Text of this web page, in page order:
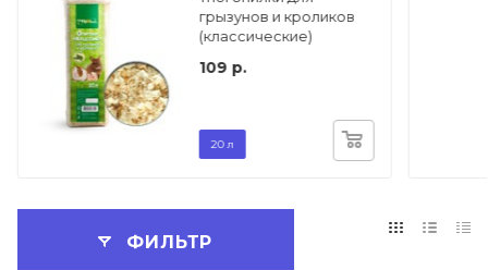
грызунов и кроликов
(классические)
109
20 л
ФИЛЬТР